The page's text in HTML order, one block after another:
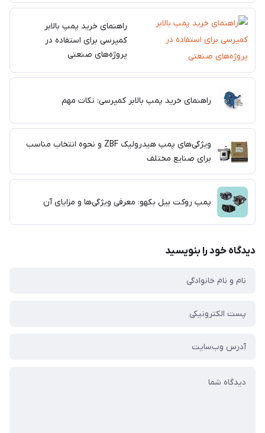
راهنمای خرید پمپ بالابر
کمپرسی برای استفاده در
پروژه‌های صنعتی
راهنمای خرید پمپ بالابر کمپرسی: نکات مهم
ویژگی‌های پمپ هیدرولیک ZBF و نحوه انتخاب مناسب
برای صنایع مختلف
پمپ روکت بیل بکهو: معرفی ویژگی‌ها و مزایای آن
دیدگاه خود را بنویسید